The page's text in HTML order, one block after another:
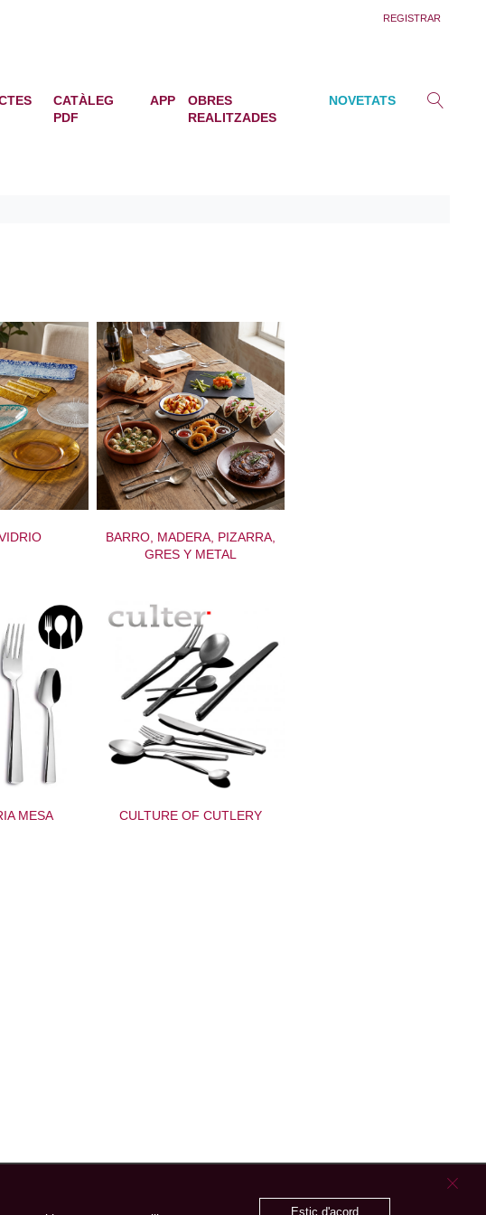
REGISTRAR
CATÀLEG
PDF
APP
OBRES
REALITZADES
NOVETATS
BARRO, MADERA, PIZARRA,
GRES Y METAL
MESA CULTURE OF CUTLERY
Estic d'acord